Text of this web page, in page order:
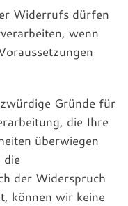
Widerrufs dürfen
wenn
Gründe für
die Ihre
überwiegen
die
der Widerspruch
können wir keine